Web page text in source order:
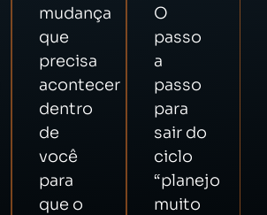
mudança
que
precisa
acontecer
dentro
de
você
para
que o
O
passo
a
passo
para
sair do
ciclo
“planejo
muito